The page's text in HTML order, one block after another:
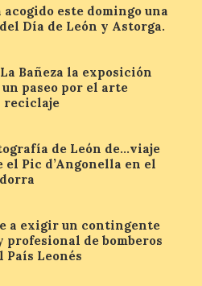
es necesaria
previa para
Aragón, en
del
entidades […]
la
la memoria de
como
acogida. La
cinco
acogido este domingo una
Día de León y Astorga.
Bañeza la exposición
paseo por el arte
reciclaje
de León de…viaje
el Pic d’Angonella en el
a exigir un contingente
profesional de bomberos
País Leonés